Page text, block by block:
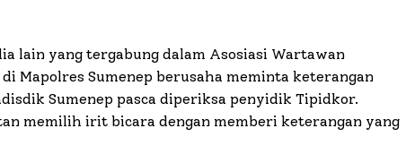
lain yang tergabung dalam Asosiasi Wartawan
Mapolres Sumenep berusaha meminta keterangan
Sumenep pasca diperiksa penyidik Tipidkor.
memilih irit bicara dengan memberi keterangan yang